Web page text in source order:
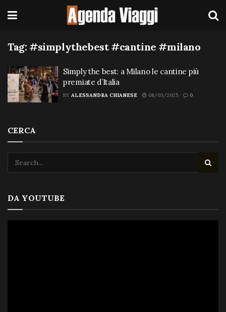
Tag: #simplythebest #cantine #milano
Simply the best: a Milano le cantine più
premiate d’Italia
BY ALESSANDRA CHIANESE 08/03/2025 0
CERCA
DA YOUTUBE